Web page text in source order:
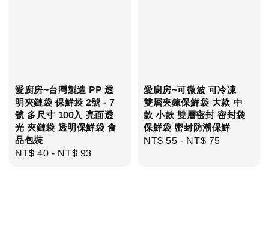
愛廚房~台灣製造 PP 透
明夾鏈袋 保鮮袋 2號 - 7
號 多尺寸 100入 亮面透
光 夾鏈袋 透明保鮮袋 食
品包裝
Regular
NT$ 40 - NT$ 93
愛廚房~可微波 可冷凍
雙層夾鍊保鮮袋 大款 中
款 小款 雙層密封 密封袋
保鮮袋 密封防潮保鮮
Regular
NT$ 55 - NT$ 75